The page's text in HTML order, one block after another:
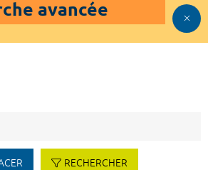
avancée
RECHERCHER